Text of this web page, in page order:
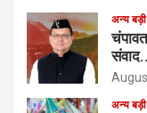
अन्य
अन्य